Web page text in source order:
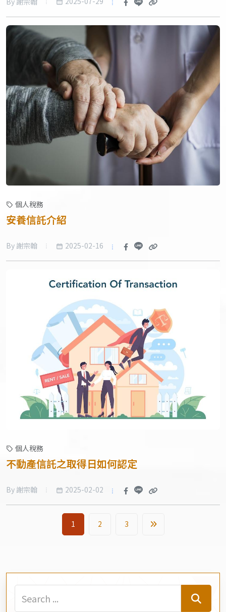
個人稅務
安養信託介紹
By 謝宗翰 2025-02-16
個人稅務
不動產信託之取得日如何認定
By 謝宗翰 2025-02-02
1 2 3